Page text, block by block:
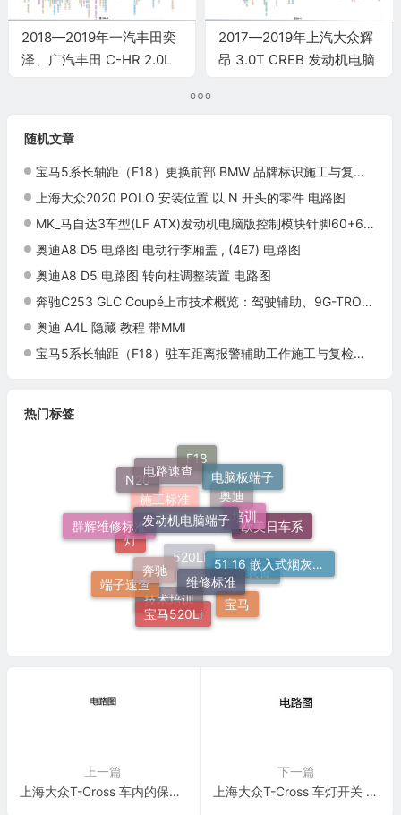
2018—2019年一汽丰田奕
泽、广汽丰田 C-HR 2.0L
2017—2019年上汽大众辉
昂 3.0T CREB 发动机电脑
随机文章
宝马5系长轴距（F18）更换前部 BMW 品牌标识施工与复检标准
上海大众2020 POLO 安装位置 以 N 开头的零件 电路图
MK_马自达3车型(LF ATX)发动机电脑版控制模块针脚60+60针 端子图
奥迪A8 D5 电路图 电动行李厢盖 , (4E7) 电路图
奥迪A8 D5 电路图 转向柱调整装置 电路图
奔驰C253 GLC Coupé上市技术概览：驾驶辅助、9G-TRONIC与插电混动
奥迪 A4L 隐藏 教程 带MMI
宝马5系长轴距（F18）驻车距离报警辅助工作施工与复检标准
热门标签
技术培训
520Li
车身装备
宝马
宝马520Li
端子速查
灯
施工标准
奥迪
欧美日车系
51 16 嵌入式烟灰缸托架
维修标准
奔驰
群辉维修标准
N20
F18
电脑板端子
培训
发动机电脑端子
电路速查
上一篇
上海大众T-Cross 车内的保险丝 电路图
下一篇
上海大众T-Cross 车灯开关 电路图